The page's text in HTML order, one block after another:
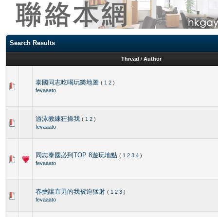
Search Results
Thread / Author
泰國同志吃喝玩樂地圖 ( 1 2 )
fevaaato
游泳教練狂操我 ( 1 2 )
fevaaato
同志泰國必到TOP 8遊玩地點 ( 1 2 3 4 )
fevaaato
春藥讓直男的我被迫猛射 ( 1 2 3 )
fevaaato